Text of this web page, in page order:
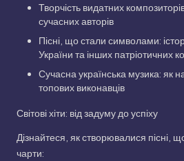
Творчість видатних
сучасних авторів
Пісні, що стали символами:
України та інших патріотичних
Сучасна українська музика: як
топових виконавців
Світові хіти: від задуму до успіху
Дізнайтеся, як створювалися пісні,
чарти: